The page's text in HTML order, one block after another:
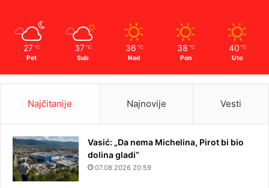
27 ℃
Pet
37 ℃
Sub
36 ℃
Ned
38 ℃
Pon
40 ℃
Uto
Najčitanije Najnovije Vesti
Vasić: „Da nema Michelina, Pirot bi bio
dolina gladi“
07.08.2026 20:59